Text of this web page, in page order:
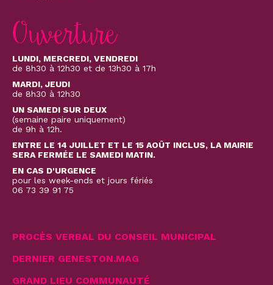
Ouverture
LUNDI, MERCREDI, VENDREDI
de 8h30 à 12h30 et de 13h30 à 17h
MARDI, JEUDI
de 8h30 à 12h30
UN SAMEDI SUR DEUX
(semaine paire uniquement)
de 9h à 12h.
ENTRE LE 14 JUILLET ET LE 15 AOÛT INCLUS, LA MAIRIE
SERA FERMÉE LE SAMEDI MATIN.
EN CAS D'URGENCE
pour les week-ends et jours fériés
06 73 39 91 75
PROCÈS VERBAL DU CONSEIL MUNICIPAL
DERNIER GENESTON.MAG
GRAND LIEU COMMUNAUTÉ